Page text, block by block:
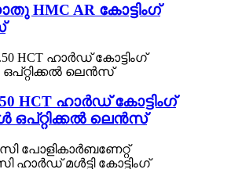
HMC AR കോട്ടിംഗ്
HCT ഹാർഡ് കോട്ടിംഗ്
ഒപ്റ്റിക്കൽ ലെൻസ്